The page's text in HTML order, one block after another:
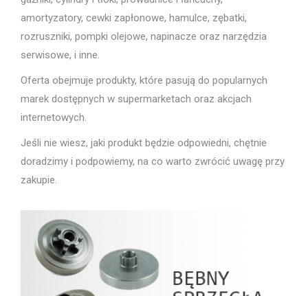
amortyzatory, cewki zapłonowe, hamulce, zębatki,
rozruszniki, pompki olejowe, napinacze oraz narzędzia
serwisowe, i inne.
Oferta obejmuje produkty, które pasują do popularnych
marek dostępnych w supermarketach oraz akcjach
internetowych.
Jeśli nie wiesz, jaki produkt będzie odpowiedni, chętnie
doradzimy i podpowiemy, na co warto zwrócić uwagę przy
zakupie.